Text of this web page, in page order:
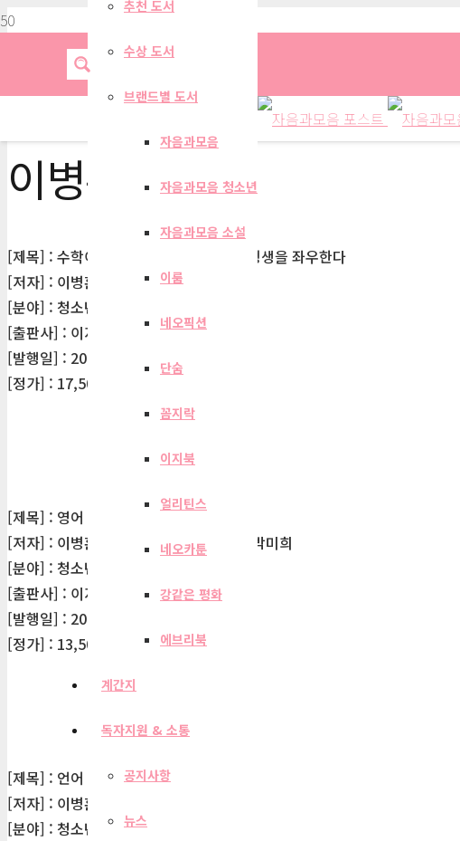
추천 도서
수상 도서
브랜드별 도서
자음과모음
자음과모음 청소년
자음과모음 소설
이룸
네오픽션
단숨
꼼지락
이지북
얼리틴스
네오카툰
강같은 평화
에브리북
계간지
독자지원 & 소통
공지사항
뉴스
이병훈
[제목] : 수학이 대학을 결정하고 영어가 평생을 좌우한다
[저자] : 이병훈
[분야] : 청소년
[출판사] : 이지북
[발행일] : 2008-03-10
[정가] : 17,500원
[제목] : 영어 만점 비법
[저자] : 이병훈, 장윤정, 김빛나, 김종원, 박미희
[분야] : 청소년
[출판사] : 이지북
[발행일] : 2012-01-20
[정가] : 13,500원
[제목] : 언어 만점 비법
[저자] : 이병훈, 장윤정
[분야] : 청소년